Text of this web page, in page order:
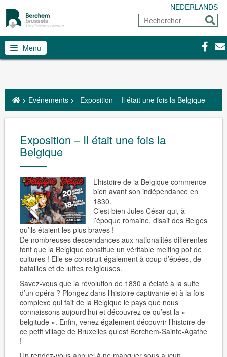
NEDERLANDS
Rechercher
Menu
> Evénements> Exposition – Il était une fois la Belgique
Exposition – Il était une fois la
Belgique
L’histoire de la Belgique commence
bien avant son indépendance en
1830.
C’est bien Jules César qui, à
l’époque romaine, disait des Belges
qu’ils étaient les plus braves !
De nombreuses descendances aux nationalités différentes
font que la Belgique constitue un véritable melting pot de
cultures ! Elle se construit également à coup d’épées, de
batailles et de luttes religieuses.
Savez-vous que la révolution de 1830 a éclaté à la suite
d’un opéra ? Plongez dans l’histoire captivante et à la fois
complexe qui fait de la Belgique le pays que nous
connaissons aujourd’hui et découvrez ce qu’est la «
belgitude ». Enfin, venez également découvrir l’histoire de
ce petit village de Bruxelles qu’est Berchem-Sainte-Agathe
!